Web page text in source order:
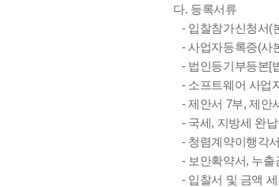
다. 등록서류
- 입찰참가신청서(
- 사업자등록증(사
- 법인등기부등본[
- 소프트웨어 사업
- 제안서 7부, 제안
- 국세, 지방세 완납
- 청렴계약이행각서
- 보안확약서, 누출
- 입찰서 및 금액 세